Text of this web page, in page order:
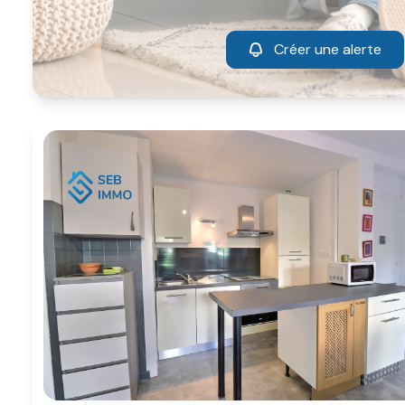
Créer une alerte